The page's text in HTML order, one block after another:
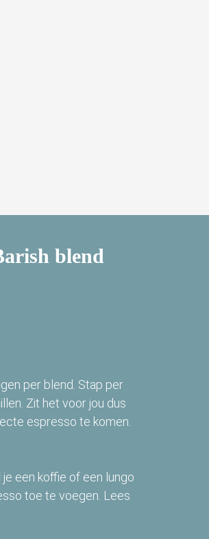
blend
per blend. Stap per
Zit het voor jou dus
espresso te komen.
een koffie of een lungo
toe te voegen. Lees